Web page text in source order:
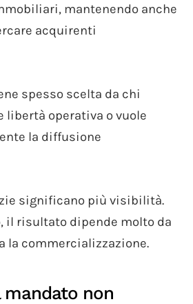
mantenendo anche
acquirenti
spesso scelta da chi
libertà operativa o vuole
la diffusione
significano più visibilità.
il risultato dipende molto da
la commercializzazione.
mandato non